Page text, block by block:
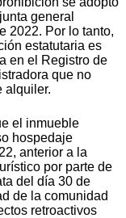
general
2022. Por lo tanto,
estatutaria es
en el Registro de
que no
alquiler.
el inmueble
hospedaje
anterior a la
por parte de
del día 30 de
de la comunidad
retroactivos